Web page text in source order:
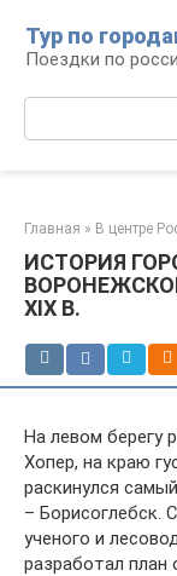
контенту
Тур по
Поездки по
Главная » В центре
ИСТОРИЯ
ХIХ В.
На левом берегу
Хопер, на краю
раскинулся
– Борисоглебск.
ученого и
разработал план